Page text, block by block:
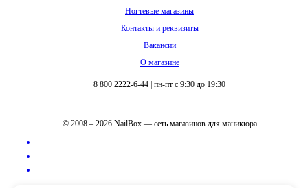
Ногтевые магазины
Контакты и реквизиты
Вакансии
О магазине
8 800 2222-6-44 пн-пт с 9:30 до 19:30
© 2008 – 2026 NailBox — сеть магазинов для маникюра